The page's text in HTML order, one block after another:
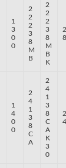
1
3
0
0
2
2
2
3
8
M
B
2
2
2
3
8
M
B
K
8
1
4
0
0
2
4
1
3
8
C
A
2
4
1
3
8
C
A
K
3
0
4